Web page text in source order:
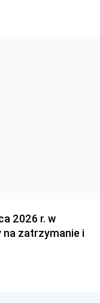
2026 r. w
na zatrzymanie i